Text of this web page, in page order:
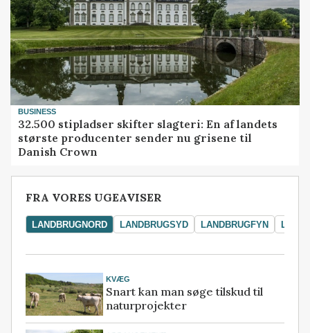
BUSINESS
32.500 stipladser skifter slagteri: En af landets
største producenter sender nu grisene til
Danish Crown
FRA VORES UGEAVISER
LANDBRUGNORD LANDBRUGSYD LANDBRUGFYN
KVÆG
Snart kan man søge tilskud til
naturprojekter